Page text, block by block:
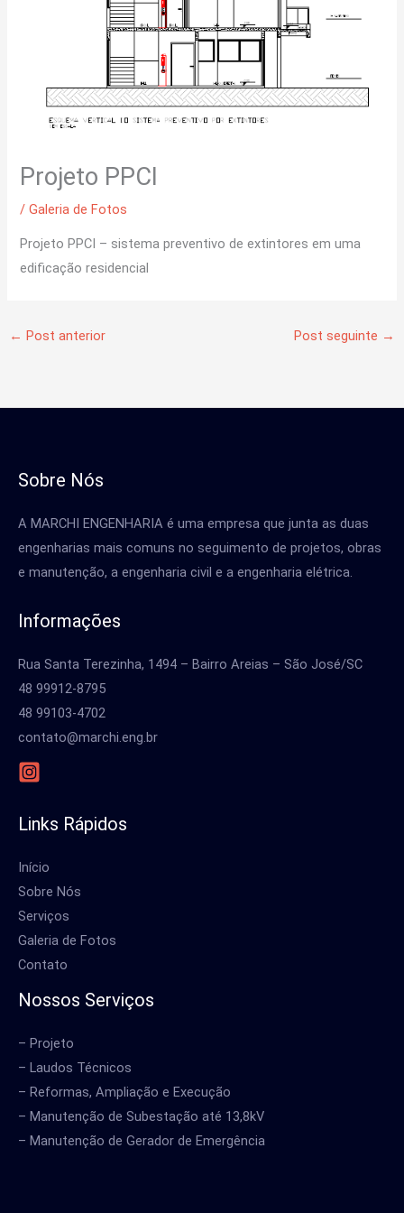
Projeto PPCI
/Galeria de Fotos
Projeto PPCI – sistema preventivo de extintores em uma
edificação residencial
← Post anterior Post seguinte →
Sobre Nós
A MARCHI ENGENHARIA é uma empresa que junta as duas
engenharias mais comuns no seguimento de projetos, obras
e manutenção, a engenharia civil e a engenharia elétrica.
Informações
Rua Santa Terezinha, 1494 – Bairro Areias – São José/SC
48 99912-8795
48 99103-4702
contato@marchi.eng.br
Links Rápidos
Início
Sobre Nós
Serviços
Galeria de Fotos
Contato
Nossos Serviços
– Projeto
– Laudos Técnicos
– Reformas, Ampliação e Execução
– Manutenção de Subestação até 13,8kV
– Manutenção de Gerador de Emergência